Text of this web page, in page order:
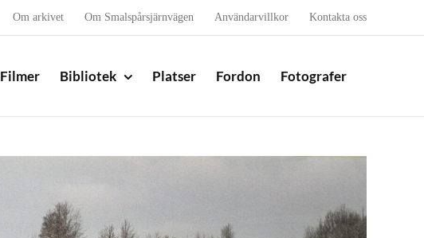
Om arkivet Om Smalspårsjärnvägen Användarvillkor Kontakta oss
Filmer Bibliotek Platser Fordon Fotografer